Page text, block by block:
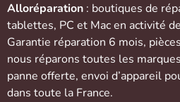
Alloréparation : boutiques de
tablettes, PC et Macen activité
Garantie réparation 6 mois,
nous réparons toutes les
panne offerte, envoi d’appareil
dans toute la France.